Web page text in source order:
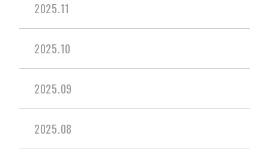
2025.11
2025.10
2025.09
2025.08